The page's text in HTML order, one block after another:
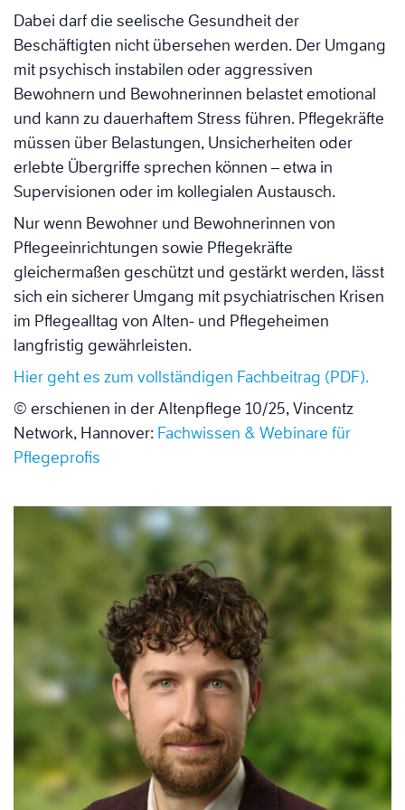
Dabei darf die seelische Gesundheit der
Beschäftigten nicht übersehen werden. Der Umgang
mit psychisch instabilen oder aggressiven
Bewohnern und Bewohnerinnen belastet emotional
und kann zu dauerhaftem Stress führen. Pflegekräfte
müssen über Belastungen, Unsicherheiten oder
erlebte Übergriffe sprechen können – etwa in
Supervisionen oder im kollegialen Austausch.
Nur wenn Bewohner und Bewohnerinnen von
Pflegeeinrichtungen sowie Pflegekräfte
gleichermaßen geschützt und gestärkt werden, lässt
sich ein sicherer Umgang mit psychiatrischen Krisen
im Pflegealltag von Alten- und Pflegeheimen
langfristig gewährleisten.
Hier geht es zum vollständigen Fachbeitrag (PDF).
© erschienen in der Altenpflege 10/25, Vincentz
Network, Hannover: Fachwissen & Webinare für
Pflegeprofis